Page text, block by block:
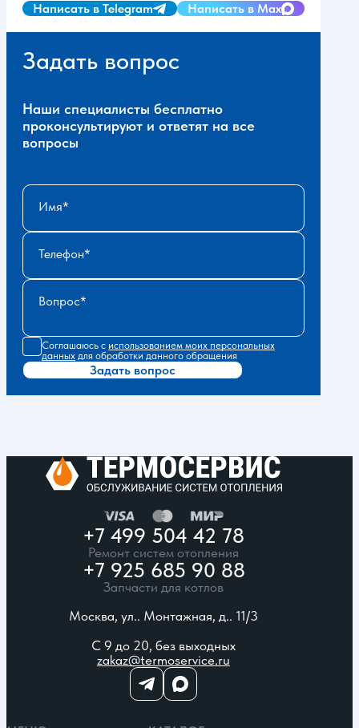
Написать в Telegram Написать в Max
Задать вопрос
Наши специалисты бесплатно
проконсультируют и ответят на все
вопросы
Имя
Телефон
Вопрос
Соглашаюсь с использованием моих персональных
данных для обработки данного обращения
Задать вопрос
+7 499 504 42 78
Ремонт систем отопления
+7 925 685 90 88
Запчасти для котлов
Москва, ул.. Монтажная, д.. 11/3
С 9 до 20, без выходных
zakaz@termoservice.ru